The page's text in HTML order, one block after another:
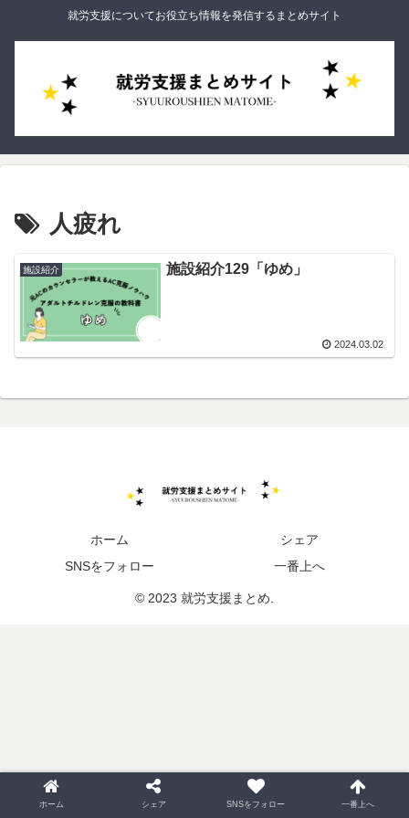
就労支援についてお役立ち情報を発信するまとめサイト
人疲れ
施設紹介 施設紹介129「ゆめ」
2024.03.02
ホーム
シェア
SNSをフォロー
一番上へ
© 2023 就労支援まとめ.
ホーム シェア SNSをフォロー 一番上へ